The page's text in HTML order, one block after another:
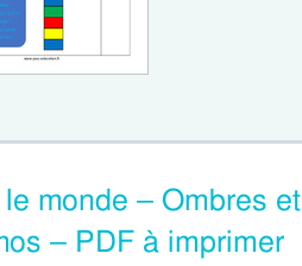
monde – Ombres
– PDF à imprimer